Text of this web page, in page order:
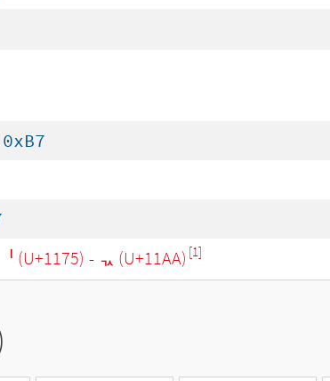
ᅵ (U+1175) - ᆪ (U+11AA) [1]